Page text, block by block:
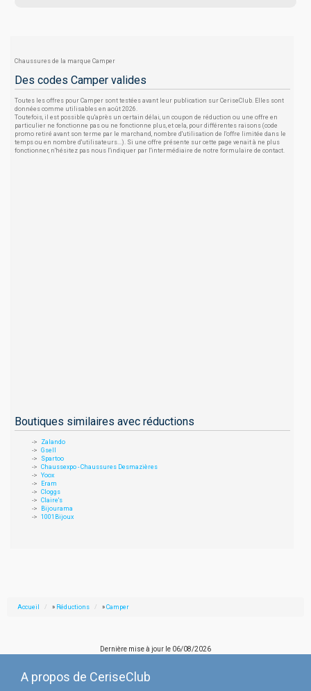
Chaussures de la marque Camper
Des codes Camper valides
Toutes les offres pour Camper sont testées avant leur publication sur CeriseClub. Elles sont
données comme utilisables en août 2026.
Toutefois, il est possible qu'après un certain délai, un coupon de réduction ou une offre en
particulier ne fonctionne pas ou ne fonctionne plus, et cela, pour différentes raisons (code
promo retiré avant son terme par le marchand, nombre d'utilisation de l'offre limitée dans le
temps ou en nombre d'utilisateurs...). Si une offre présente sur cette page venait à ne plus
fonctionner, n'hésitez pas nous l'indiquer par l'intermédiaire de notre formulaire de contact.
Boutiques similaires avec réductions
Zalando
Gsell
Spartoo
Chaussexpo - Chaussures Desmazières
Yoox
Eram
Cloggs
Claire's
Bijourama
1001Bijoux
Accueil » Réductions » Camper
Dernière mise à jour le 06/08/2026
A propos de CeriseClub